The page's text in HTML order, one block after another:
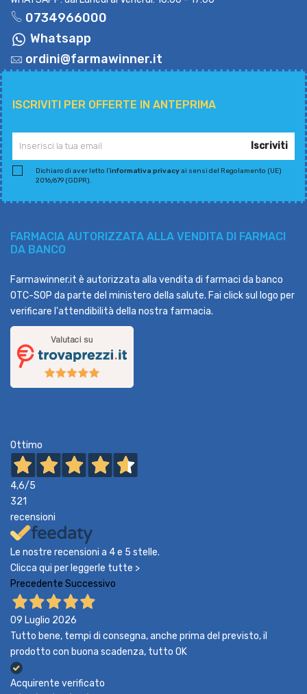
0734966000
Whatsapp
ordini@farmawinner.it
ISCRIVITI PER OFFERTE IN ANTEPRIMA
Iscriviti
Dichiaro di aver letto l'informativa privacyai sensi del Regolamento (UE)
2016/679 (GDPR).
FARMACIA AUTORIZZATA ALLA VENDITA DI FARMACI
DA BANCO
Farmawinner.it è autorizzata alla vendita di farmaci da banco
OTC-SOP da parte del ministero della salute. Fai click sul logo per
verificare l'attendibilità della nostra farmacia.
Ottimo
4,6/5
321
recensioni
Le nostre recensioni a 4 e 5 stelle.
Clicca qui per leggerle tutte >
Precedente Successivo
09 Luglio 2026
Tutto bene, tempi di consegna, anche prima del previsto, il
prodotto con buona scadenza, tutto OK
Acquirente verificato